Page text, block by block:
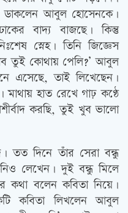
ডাকলেন আবুল হোসেনকে।
বাদ্য বাজছে। কিন্তু
স্নেহ। তিনি জিজ্ঞেস
তুই কোথায় পেলি?’ আবুল
এসেছে, তাই লিখেছেন।
মাথায় হাত রেখে গাঢ় কণ্ঠে
করছি, তুই খুব ভালো
দিনে তাঁর সেরা বন্ধু
লেখেন। দুই বন্ধু মিলে
কথা বলেন কবিতা নিয়ে।
কবিতা লিখলেন আবুল